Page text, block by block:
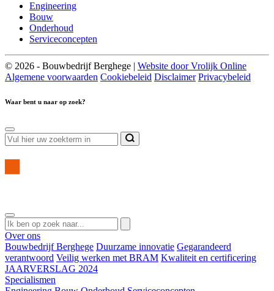
Engineering
Bouw
Onderhoud
Serviceconcepten
© 2026 - Bouwbedrijf Berghege | Website door Vrolijk Online
Algemene voorwaarden Cookiebeleid Disclaimer Privacybeleid
Waar bent u naar op zoek?
Over ons
Bouwbedrijf Berghege Duurzame innovatie Gegarandeerd
verantwoord Veilig werken met BRAM Kwaliteit en certificering
JAARVERSLAG 2024
Specialismen